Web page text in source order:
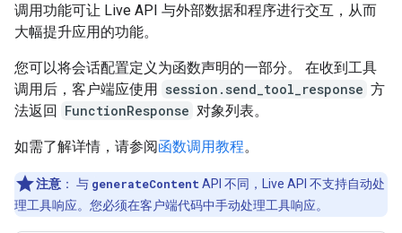
调用功能可让 Live API 与外部数据和程序进行交互，从而
大幅提升应用的功能。
您可以将会话配置定义为函数声明的一部分。 在收到工具
调用后，客户端应使用 session.send_tool_response 方
法返回 FunctionResponse 对象列表。
如需了解详情，请参阅函数调用教程。
注意 ： 与 generateContent API 不同，Live API 不支持自动处
理工具响应。您必须在客户端代码中手动处理工具响应。